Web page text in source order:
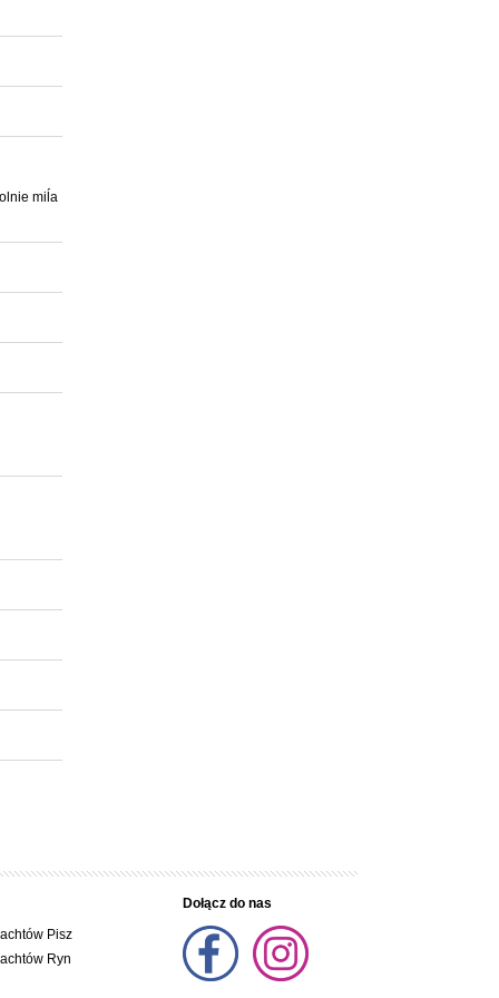
miĺa
Pisz
Ryn
Dołącz do nas